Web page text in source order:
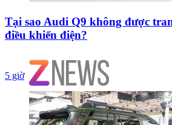
Tại sao Audi Q9 không được
điều khiển điện?
5 giờ